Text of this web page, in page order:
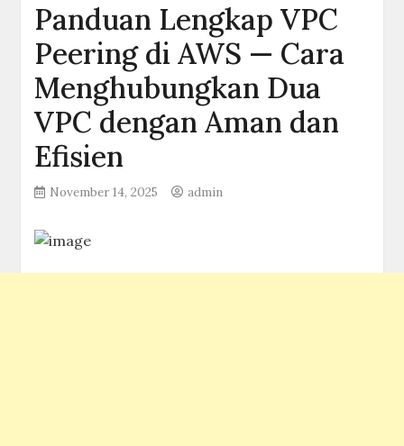
Panduan Lengkap VPC
Peering di AWS — Cara
Menghubungkan Dua
VPC dengan Aman dan
Efisien
November 14, 2025 admin